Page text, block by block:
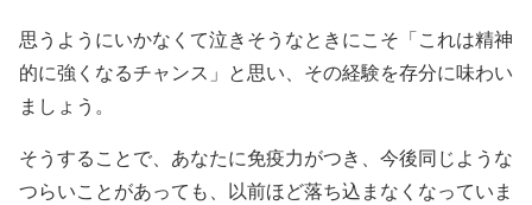
思うようにいかなくて泣きそうなときにこそ「これは精神
的に強くなるチャンス」と思い、その経験を存分に味わい
ましょう。
そうすることで、あなたに免疫力がつき、今後同じような
つらいことがあっても、以前ほど落ち込まなくなっていま